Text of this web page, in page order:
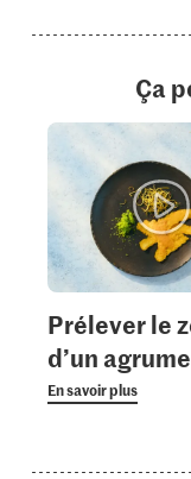
Ça
Prélever le
d’un agrume
En savoir plus